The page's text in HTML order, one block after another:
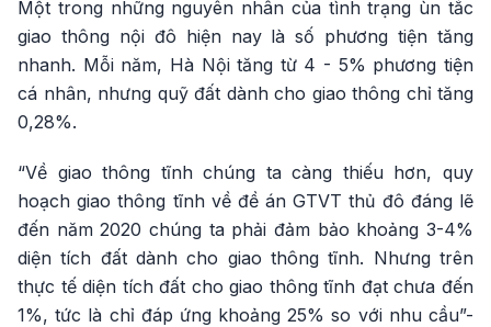
Một trong những nguyên nhân của tình trạng ùn tắc
giao thông nội đô hiện nay là số phương tiện tăng
nhanh. Mỗi năm, Hà Nội tăng từ 4 - 5% phương tiện
cá nhân, nhưng quỹ đất dành cho giao thông chỉ tăng
0,28%.
“Về giao thông tĩnh chúng ta càng thiếu hơn, quy
hoạch giao thông tĩnh về đề án GTVT thủ đô đáng lẽ
đến năm 2020 chúng ta phải đảm bảo khoảng 3-4%
diện tích đất dành cho giao thông tĩnh. Nhưng trên
thực tế diện tích đất cho giao thông tĩnh đạt chưa đến
1%, tức là chỉ đáp ứng khoảng 25% so với nhu cầu”-